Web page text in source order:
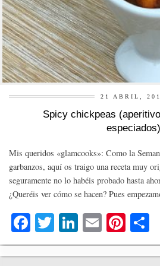
21 ABRIL,
Spicy chickpeas
especiados)
Mis queridos «glamcooks»: Como la
garbanzos, aquí os traigo una receta muy
seguramente no lo habéis probado hasta
¿Queréis ver cómo se hacen? Pues
Fa
ce
bo
T
wi
tte
Li
nk
ed
E
m
ail
Pi
nt
er
o